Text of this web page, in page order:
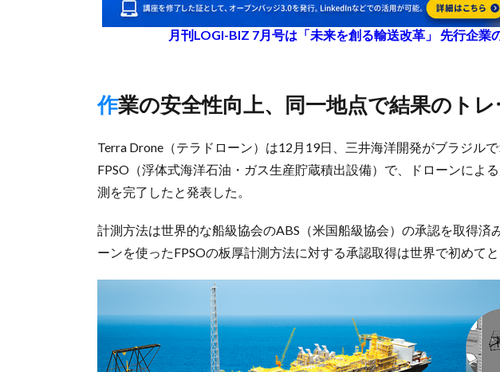
月刊LOGI-BIZ 7月号は「未来を創る輸送改革」 先行企業
作業の安全性向上、同一地点で結果のト
Terra Drone（テラドローン）は12月19日、三井海洋開発がブラジル
FPSO（浮体式海洋石油・ガス生産貯蔵積出設備）で、ドローンによ
測を完了したと発表した。
計測方法は世界的な船級協会のABS（米国船級協会）の承認を取得済
ーンを使ったFPSOの板厚計測方法に対する承認取得は世界で初めてと